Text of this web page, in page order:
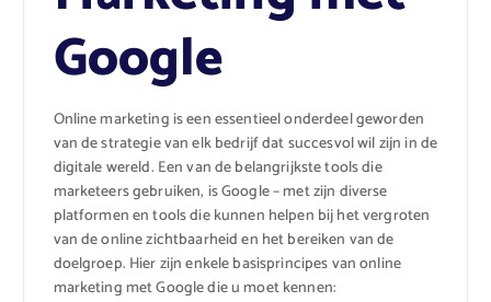
Google
Online marketing is een essentieel onderdeel geworden
van de strategie van elk bedrijf dat succesvol wil zijn in de
digitale wereld. Een van de belangrijkste tools die
marketeers gebruiken, is Google – met zijn diverse
platformen en tools die kunnen helpen bij het vergroten
van de online zichtbaarheid en het bereiken van de
doelgroep. Hier zijn enkele basisprincipes van online
marketing met Google die u moet kennen: